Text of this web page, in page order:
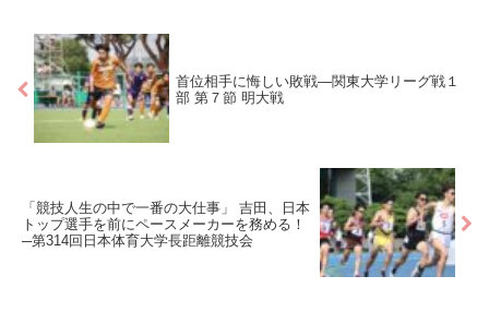
首位相手に悔しい敗戦―関東大学リーグ戦１
部 第７節 明大戦
「競技人生の中で一番の大仕事」 吉田、日本
トップ選手を前にペースメーカーを務める！
─第314回日本体育大学長距離競技会